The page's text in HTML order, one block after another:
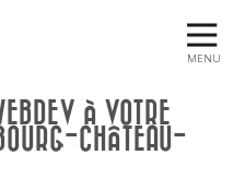
MENU
À VOTRE
CHÂTEAU-